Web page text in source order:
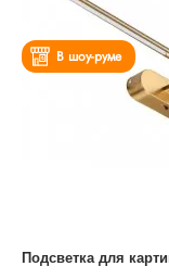
В шоу-руме